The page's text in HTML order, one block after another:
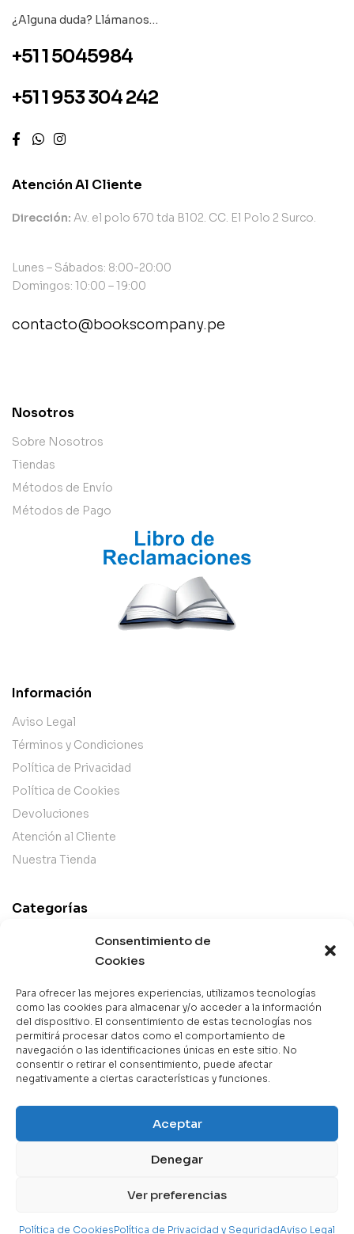
Consentimiento de
Cookies
Para ofrecer las mejores experiencias, utilizamos tecnologías
como las cookies para almacenar y/o acceder a la información
del dispositivo. El consentimiento de estas tecnologías nos
permitirá procesar datos como el comportamiento de
navegación o las identificaciones únicas en este sitio. No
consentir o retirar el consentimiento, puede afectar
negativamente a ciertas características y funciones.
Aceptar
Denegar
Ver preferencias
Política de CookiesPolítica de Privacidad y SeguridadAviso Legal
¿Alguna duda? Llámanos…
+51 1 5045984
+51 1 953 304 242
Atención Al Cliente
Dirección: Av. el polo 670 tda B102. CC. El Polo 2 Surco.
Lunes – Sábados: 8:00-20:00
Domingos: 10:00 – 19:00
contacto@bookscompany.pe
Nosotros
Sobre Nosotros
Tiendas
Métodos de Envío
Métodos de Pago
Información
Aviso Legal
Términos y Condiciones
Política de Privacidad
Política de Cookies
Devoluciones
Atención al Cliente
Nuestra Tienda
Categorías
Mejor Valorados
Libros en Oferta
Novedades
Copyright © 2025 Books & Co. Todos los derechos